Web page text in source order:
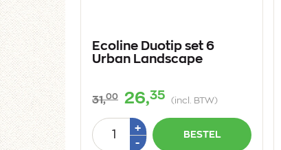
Ecoline Duotip set 6
Urban Landscape
31,00 26,35 (incl. BTW)
Aantal +Plus
-Min
BESTEL